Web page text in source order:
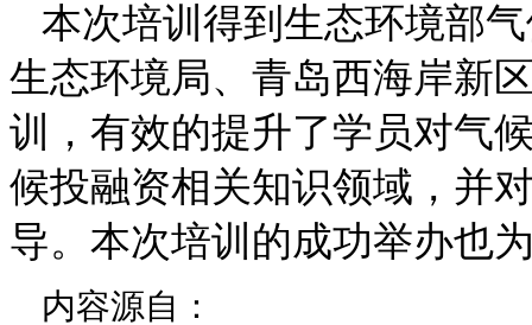
本次培训得到生态环境部
生态环境局、青岛西海岸新
训，有效的提升了学员对气
候投融资相关知识领域，并
导。本次培训的成功举办也
内容源自：